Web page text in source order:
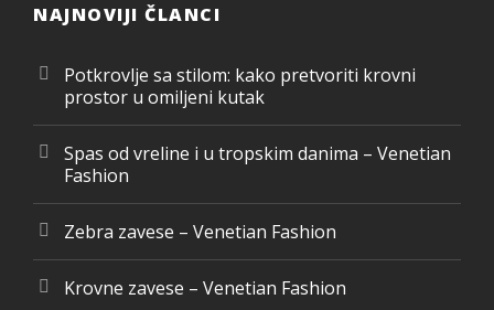
NAJNOVIJI ČLANCI
Potkrovlje sa stilom: kako pretvoriti krovni
prostor u omiljeni kutak
Spas od vreline i u tropskim danima – Venetian
Fashion
Zebra zavese – Venetian Fashion
Krovne zavese – Venetian Fashion